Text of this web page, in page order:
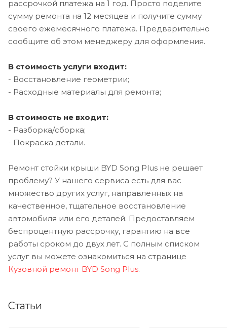
рассрочкой платежа на 1 год. Просто поделите
сумму ремонта на 12 месяцев и получите сумму
своего ежемесячного платежа. Предварительно
сообщите об этом менеджеру для оформления.
В стоимость услуги входит:
- Восстановление геометрии;
- Расходные материалы для ремонта;
В стоимость не входит:
- Разборка/сборка;
- Покраска детали.
Ремонт стойки крыши BYD Song Plus не решает
проблему? У нашего сервиса есть для вас
множество других услуг, направленных на
качественное, тщательное восстановление
автомобиля или его деталей. Предоставляем
беспроцентную рассрочку, гарантию на все
работы сроком до двух лет. С полным списком
услуг вы можете ознакомиться на странице
Кузовной ремонт BYD Song Plus.
Статьи